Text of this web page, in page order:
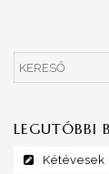
LEGUTÓBBI